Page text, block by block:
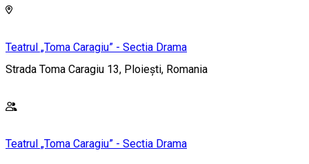
Teatrul „Toma Caragiu” - Sectia Drama
Strada Toma Caragiu 13, Ploiești, Romania
Teatrul „Toma Caragiu” - Sectia Drama